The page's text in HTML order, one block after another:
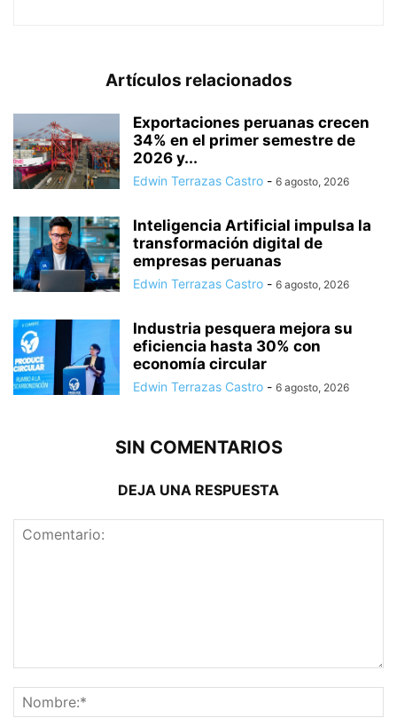
Artículos relacionados
Exportaciones peruanas crecen
34% en el primer semestre de
2026 y...
Edwin Terrazas Castro - 6 agosto, 2026
Inteligencia Artificial impulsa la
transformación digital de
empresas peruanas
Edwin Terrazas Castro - 6 agosto, 2026
Industria pesquera mejora su
eficiencia hasta 30% con
economía circular
Edwin Terrazas Castro - 6 agosto, 2026
SIN COMENTARIOS
DEJA UNA RESPUESTA